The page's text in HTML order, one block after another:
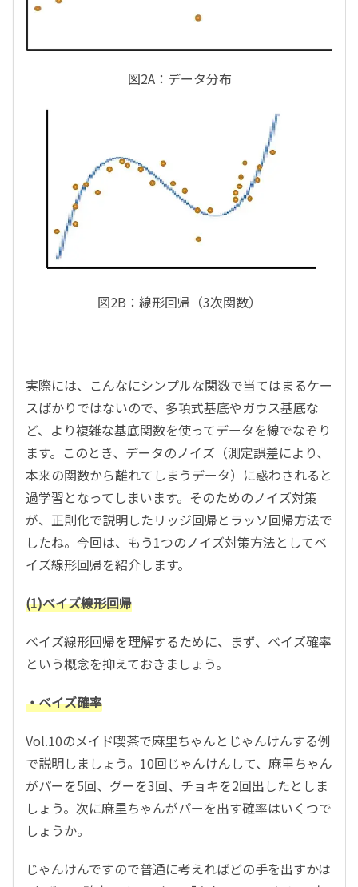
図2A：データ分布
図2B：線形回帰（3次関数）
実際には、こんなにシンプルな関数で当てはまるケー
スばかりではないので、多項式基底やガウス基底な
ど、より複雑な基底関数を使ってデータを線でなぞり
ます。このとき、データのノイズ（測定誤差により、
本来の関数から離れてしまうデータ）に惑わされると
過学習となってしまいます。そのためのノイズ対策
が、正則化で説明したリッジ回帰とラッソ回帰方法で
したね。今回は、もう1つのノイズ対策方法としてベ
イズ線形回帰を紹介します。
(1)ベイズ線形回帰
ベイズ線形回帰を理解するために、まず、ベイズ確率
という概念を抑えておきましょう。
・ベイズ確率
Vol.10のメイド喫茶で麻里ちゃんとじゃんけんする例
で説明しましょう。10回じゃんけんして、麻里ちゃん
がパーを5回、グーを3回、チョキを2回出したとしま
しょう。次に麻里ちゃんがパーを出す確率はいくつで
しょうか。
じゃんけんですので普通に考えればどの手を出すかは